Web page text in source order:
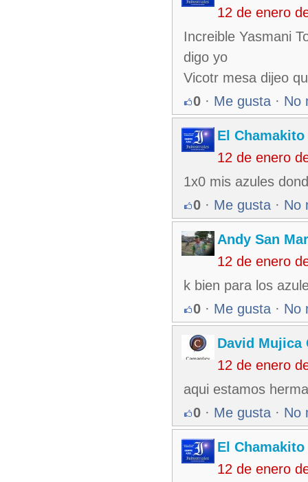
12 de enero
Increible Yasmani
digo yo
Vicotr mesa dijeo
0 · Me gusta · No
El Chamakito
12 de enero
1x0 mis azules
0 · Me gusta · No
Andy San
12 de enero
k bien para los
0 · Me gusta · No
David Mujica
12 de enero
aqui estamos
0 · Me gusta · No
El Chamakito
12 de enero